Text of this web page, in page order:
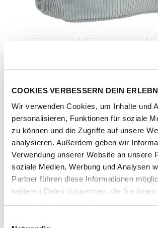
COOKIES VERBESSERN DEIN
Wir verwenden Cookies, um Inhalte und
personalisieren, Funktionen für soziale
zu können und die Zugriffe auf unsere
analysieren. Außerdem geben wir
Verwendung unserer Website an unsere
soziale Medien, Werbung und Analysen
Partner führen diese Informationen
weiteren Daten zusammen, die Sie ihnen
Artikel-Nr.131906-1086-1001
Farbe cord-sage